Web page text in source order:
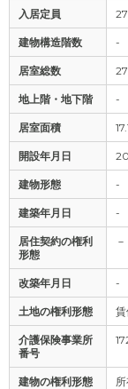
入居定員
建物構造階数 -
居室総数
地上階・地下階 -
居室面積
開設年月日
建物形態 -
建築年月日 -
居住契約の権利
形態
－
改築年月日 -
土地の権利形態
介護保険事業所
番号
建物の権利形態